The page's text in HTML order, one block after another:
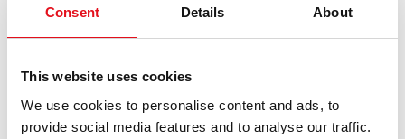
Consent Details About
This website uses cookies
We use cookies to personalise content and ads, to
provide social media features and to analyse our traffic.
menadžeri voznog parka minimiziraju zastoje, a distributeri
pojednostavljuju svoju ponudu proizvoda pouzdanim
kvačilima!